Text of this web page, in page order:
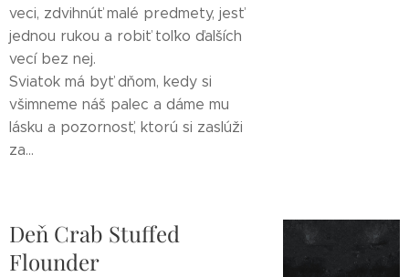
veci, zdvihnúť malé predmety, jesť
jednou rukou a robiť toľko ďalších
vecí bez nej.
Sviatok má byť dňom, kedy si
všimneme náš palec a dáme mu
lásku a pozornosť, ktorú si zaslúži
za...
Deň Crab Stuffed
Flounder